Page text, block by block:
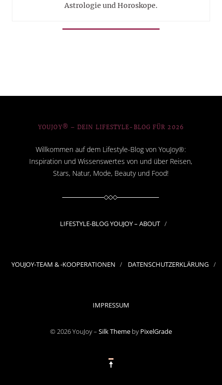
Astrologie und Horoskope.
YOUJOY® – DEIN LIFESTYLE-BLOG FÜR 2026
Willkommen auf dem Lifestyle-Blog von YouJoy®:
Inspiration und Wissenswertes von und über Reisen,
Stars, Natur, Mode, Beauty und Food!
LIFESTYLE-BLOG YOUJOY – ABOUT
YOUJOY-TEAM & -KOOPERATIONEN DATENSCHUTZERKLÄRUNG
IMPRESSUM
© 2026 YouJoy – Silk Theme by PixelGrade